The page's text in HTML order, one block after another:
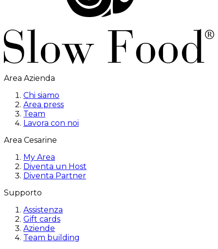
Area Azienda
Chi siamo
Area press
Team
Lavora con noi
Area Cesarine
My Area
Diventa un Host
Diventa Partner
Supporto
Assistenza
Gift cards
Aziende
Team building